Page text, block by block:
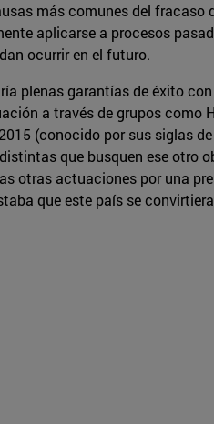
más comunes del fracaso
aplicarse a procesos
ocurrir en el futuro.
plenas garantías de éxito
a través de grupos como
(conocido por sus siglas
que busquen ese otro
otras actuaciones por una
que este país se